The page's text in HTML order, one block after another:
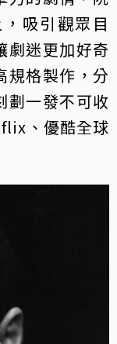
吸引觀眾目
劇迷更加好奇
規格製作，分
劃一發不可收
、優酷全球